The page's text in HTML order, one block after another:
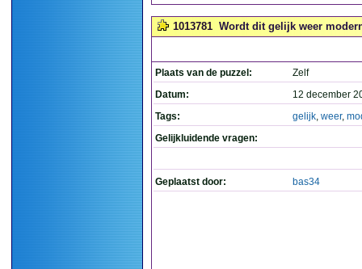
1013781 Wordt dit gelijk weer
Plaats van de puzzel:
Zelf
Datum:
12 december
Tags:
gelijk, weer,
Gelijkluidende vragen:
Geplaatst door: bas34